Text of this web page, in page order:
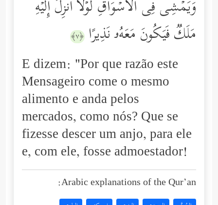
وَیَمۡشِی فِی ٱلۡأَسۡوَاقِ لَوۡلَاۤ أُنزِلَ إِلَیۡهِ
مَلَكࣱ فَیَكُونَ مَعَهُۥ نَذِیرًا ﴿٧﴾
E dizem: "Por que razão este
Mensageiro come o mesmo
alimento e anda pelos
mercados, como nós? Que se
fizesse descer um anjo, para ele
e, com ele, fosse admoestador!
Arabic explanations of the Qur’an: